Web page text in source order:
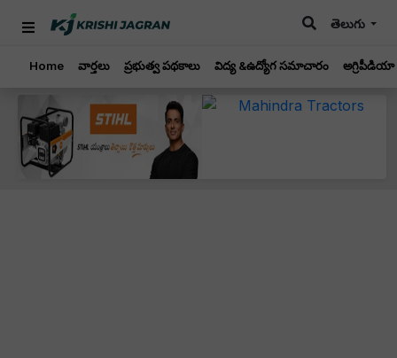
తెలుగు
Home వార్తలు ప్రభుత్వ పథకాలు విద్య &ఉద్యోగ సమాచారం అగ్రిపీడియా